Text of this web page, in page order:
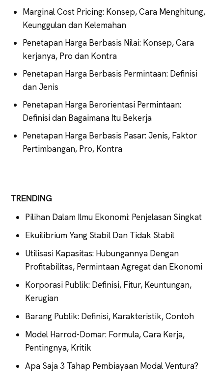
Marginal Cost Pricing: Konsep, Cara Menghitung,
Keunggulan dan Kelemahan
Penetapan Harga Berbasis Nilai: Konsep, Cara
kerjanya, Pro dan Kontra
Penetapan Harga Berbasis Permintaan: Definisi
dan Jenis
Penetapan Harga Berorientasi Permintaan:
Definisi dan Bagaimana Itu Bekerja
Penetapan Harga Berbasis Pasar: Jenis, Faktor
Pertimbangan, Pro, Kontra
TRENDING
Pilihan Dalam Ilmu Ekonomi: Penjelasan Singkat
Ekuilibrium Yang Stabil Dan Tidak Stabil
Utilisasi Kapasitas: Hubungannya Dengan
Profitabilitas, Permintaan Agregat dan Ekonomi
Korporasi Publik: Definisi, Fitur, Keuntungan,
Kerugian
Barang Publik: Definisi, Karakteristik, Contoh
Model Harrod-Domar: Formula, Cara Kerja,
Pentingnya, Kritik
Apa Saja 3 Tahap Pembiayaan Modal Ventura?